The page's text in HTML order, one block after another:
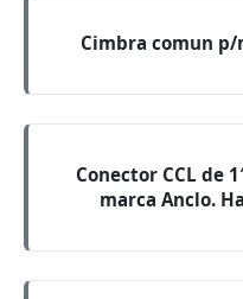
Cimbra comun
Conector CCL de
marca Anclo.